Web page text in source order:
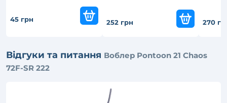
45 грн 252 грн 270
Відгуки та питання Воблер Pontoon 21 Chaos
72F-SR 222